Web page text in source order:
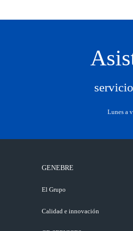
Lunes a
GENEBRE
El Grupo
Calidad e innovación